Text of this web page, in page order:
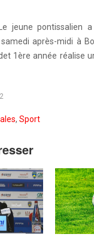
jeune pontissalien
après-midi à
1ère année réalise
, Sport